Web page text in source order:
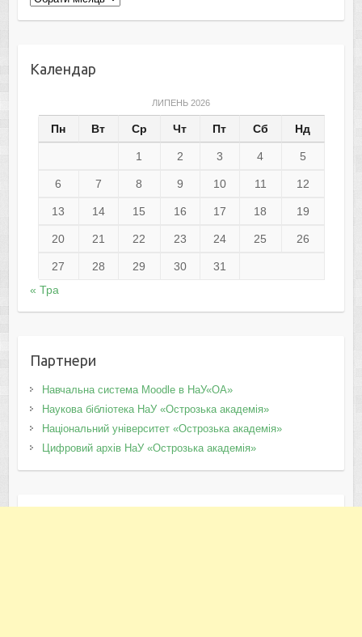
Календар
ЛИПЕНЬ 2026
Пн Вт Ср Чт Пт Сб Нд
1 2 3 4 5
6 7 8 9 10 11 12
13 14 15 16 17 18 19
20 21 22 23 24 25 26
27 28 29 30
31
« Тра
Партнери
Навчальна система Moodle в НаУ«ОА»
Наукова бібліотека НаУ «Острозька академія»
Національний університет «Острозька академія»
Цифровий архів НаУ «Острозька академія»